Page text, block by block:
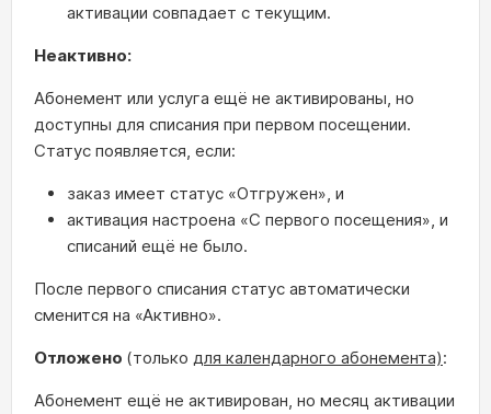
активации совпадает с текущим.
Неактивно:
Абонемент или услуга ещё не активированы, но
доступны для списания при первом посещении.
Статус появляется, если:
заказ имеет статус «Отгружен», и
активация настроена «С первого посещения», и
списаний ещё не было.
После первого списания статус автоматически
сменится на «Активно».
Отложено (только для календарного абонемента):
Абонемент ещё не активирован, но месяц активации